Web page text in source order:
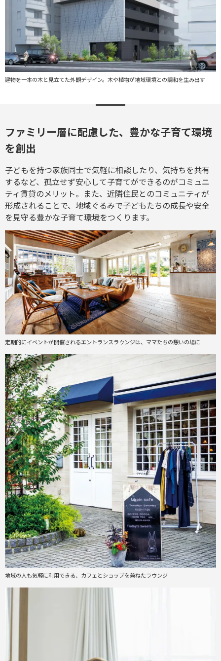
建物を一本の木と見立てた外観デザイン。木や植物が地域環境との調和を生み出す
ファミリー層に配慮した、豊かな子育て環境
を創出
子どもを持つ家族同士で気軽に相談したり、気持ちを共有
するなど、孤立せず安心して子育てができるのがコミュニ
ティ賃貸のメリット。また、近隣住民とのコミュニティが
形成されることで、地域ぐるみで子どもたちの成長や安全
を見守る豊かな子育て環境をつくります。
定期的にイベントが開催されるエントランスラウンジは、ママたちの憩いの場に
地域の人も気軽に利用できる、カフェとショップを兼ねたラウンジ